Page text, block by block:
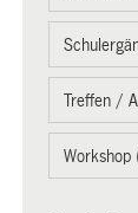
Treffen /
Workshop